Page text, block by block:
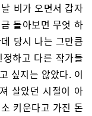
비가 오면서 갑자
돌아보면 무엇 하
당시 나는 그만큼
하고 다른 작가들
싶지는 않았다. 이
살았던 시절이 아
키운다고 가진 돈